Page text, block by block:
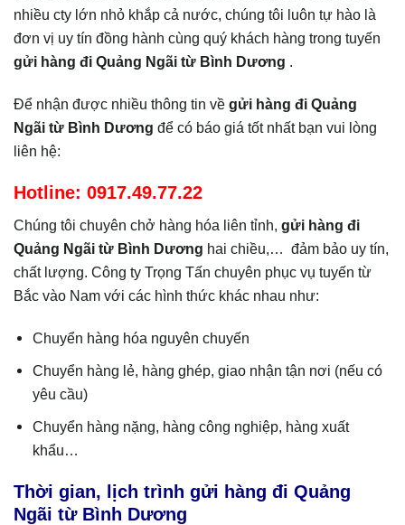
nhiều cty lớn nhỏ khắp cả nước, chúng tôi luôn tự hào là
đơn vị uy tín đồng hành cùng quý khách hàng trong tuyến
gửi hàng đi Quảng Ngãi từ Bình Dương .
Để nhận được nhiều thông tin về gửi hàng đi Quảng
Ngãi từ Bình Dương để có báo giá tốt nhất bạn vui lòng
liên hệ:
Hotline: 0917.49.77.22
Chúng tôi chuyên chở hàng hóa liên tỉnh, gửi hàng đi
Quảng Ngãi từ Bình Dương hai chiều,… đảm bảo uy tín,
chất lượng. Công ty Trọng Tấn chuyên phục vụ tuyến từ
Bắc vào Nam với các hình thức khác nhau như:
Chuyển hàng hóa nguyên chuyến
Chuyển hàng lẻ, hàng ghép, giao nhận tận nơi (nếu có
yêu cầu)
Chuyển hàng nặng, hàng công nghiệp, hàng xuất
khẩu…
Thời gian, lịch trình gửi hàng đi Quảng
Ngãi từ Bình Dương